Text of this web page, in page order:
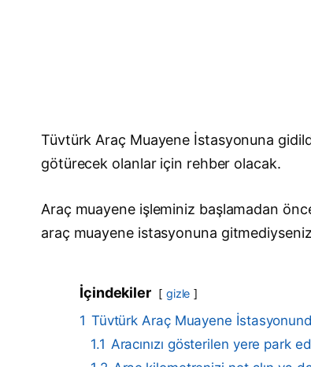
Tüvtürk Araç Muayene İstasyonuna
götürecek olanlar için rehber olacak.
Araç muayene işleminiz başlamadan
araç muayene istasyonuna
İçindekiler gizle
1 Tüvtürk Araç Muayene
1.1 Aracınızı gösterilen yere park